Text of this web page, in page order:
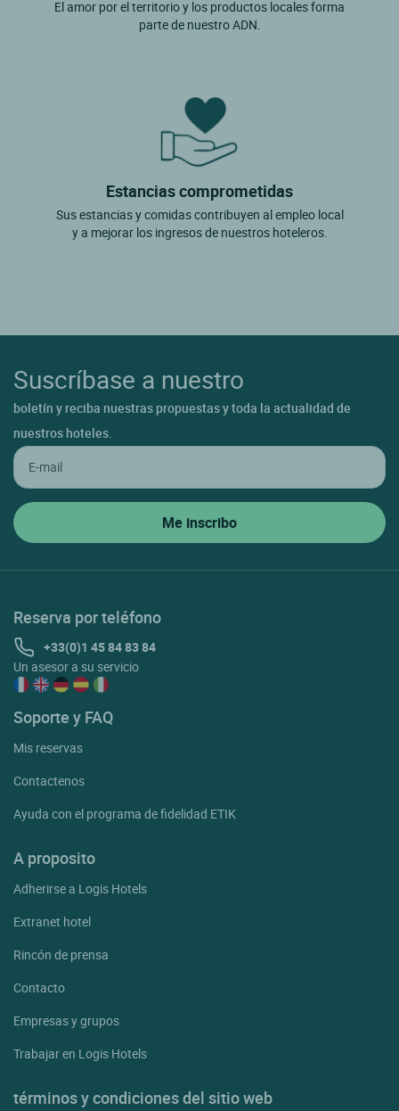
El amor por el territorio y los productos locales forma
parte de nuestro ADN.
Estancias comprometidas
Sus estancias y comidas contribuyen al empleo local
y a mejorar los ingresos de nuestros hoteleros.
Suscríbase a nuestro
boletín y reciba nuestras propuestas y toda la actualidad de
nuestros hoteles.
Reserva por teléfono
+33(0)1 45 84 83 84
Un asesor a su servicio
Soporte y FAQ
Mis reservas
Contactenos
Ayuda con el programa de fidelidad ETIK
A proposito
Adherirse a Logis Hotels
Extranet hotel
Rincón de prensa
Contacto
Empresas y grupos
Trabajar en Logis Hotels
términos y condiciones del sitio web